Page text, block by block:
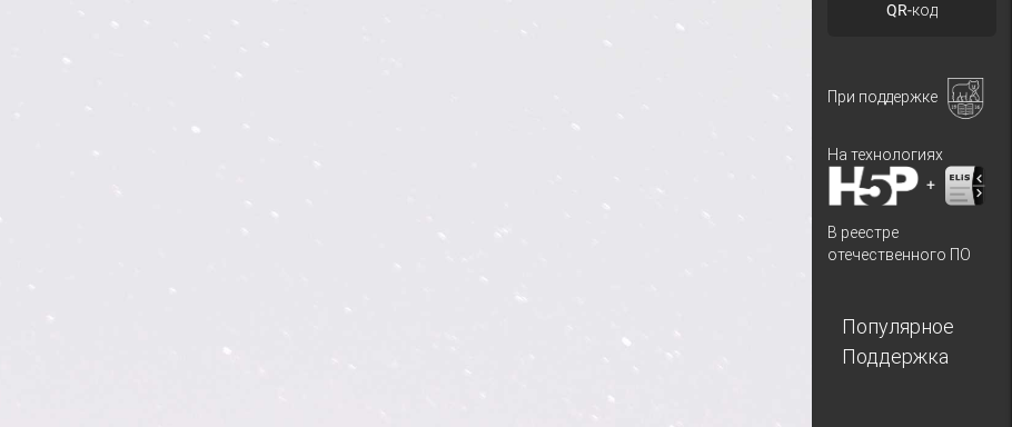
QR-код
При поддержке
На технологиях
+
В реестре
отечественного ПО
Популярное
Поддержка